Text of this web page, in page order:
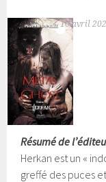
10 avril
Résumé de
Herkan est un «
greffé des puces